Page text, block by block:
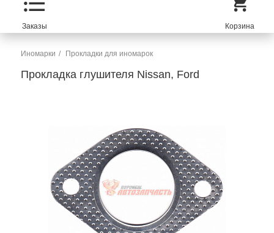
Иномарки Прокладки для иномарок
Прокладка глушителя Nissan, Ford